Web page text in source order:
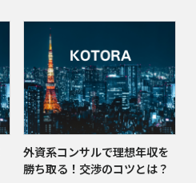
外資系コンサルで理想年収を
勝ち取る！交渉のコツとは？